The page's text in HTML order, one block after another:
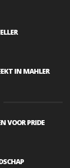
IN MAHLER
VOOR PRIDE